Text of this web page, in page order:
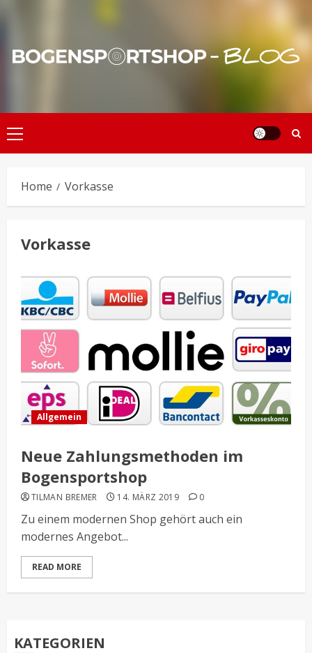
Primary
Menu
Home Vorkasse
Vorkasse
Allgemein
Neue Zahlungsmethoden im
Bogensportshop
TILMAN BREMER 14. MÄRZ 2019 0
Zu einem modernen Shop gehört auch ein
modernes Angebot...
READ MORE
KATEGORIEN